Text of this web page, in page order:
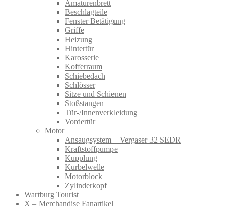
Amaturenbrett
Beschlagteile
Fenster Betätigung
Griffe
Heizung
Hintertür
Karosserie
Kofferraum
Schiebedach
Schlösser
Sitze und Schienen
Stoßstangen
Tür-/Innenverkleidung
Vordertür
Motor
Ansaugsystem – Vergaser 32 SEDR
Kraftstoffpumpe
Kupplung
Kurbelwelle
Motorblock
Zylinderkopf
Wartburg Tourist
X – Merchandise Fanartikel